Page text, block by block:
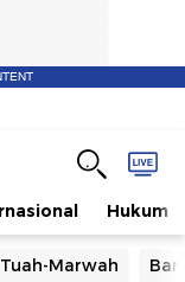
Hukum
Marwah